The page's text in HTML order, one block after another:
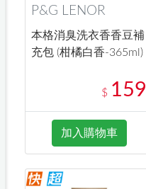
P&G LENOR
本格消臭洗衣香香豆補
充包 (柑橘白香-365ml)
$ 159
加入購物車